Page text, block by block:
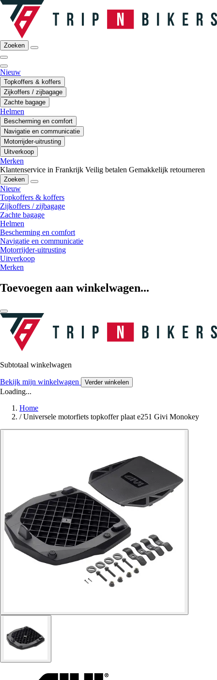
Zoeken
Nieuw
Topkoffers & koffers
Zijkoffers / zijbagage
Zachte bagage
Helmen
Bescherming en comfort
Navigatie en communicatie
Motorrijder-uitrusting
Uitverkoop
Merken
Klantenservice in Frankrijk Veilig betalen Gemakkelijk retourneren
Zoeken
Nieuw
Topkoffers & koffers
Zijkoffers / zijbagage
Zachte bagage
Helmen
Bescherming en comfort
Navigatie en communicatie
Motorrijder-uitrusting
Uitverkoop
Merken
Toevoegen aan winkelwagen...
Subtotaal winkelwagen
Bekijk mijn winkelwagen Verder winkelen
Loading...
Home
/ Universele motorfiets topkoffer plaat e251 Givi Monokey